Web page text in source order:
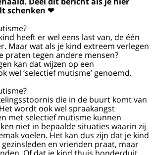
schenken ❤
heeft er wel eens last van, de één
Maar wat als je kind extreem verlegen
praten tegen andere mensen?
kan dat wijzen op een
wel ‘selectief mutisme’ genoemd.
die in de buurt komt van
wordt ook wel spraakangst
met selectief mutisme kunnen
niet in bepaalde situaties waarin zij
voelen. Het kan dus zijn dat je kind
en vrienden praat, maar